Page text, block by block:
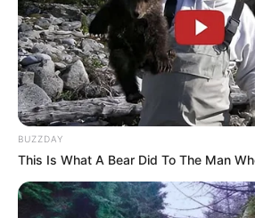
ΤΑΥΤΟΤΗΤΑ ΚΑΙ ΕΠΙΚΟΙΝΩΝΙΑ
BUZZDAY
This Is What A Bear Did To The Man